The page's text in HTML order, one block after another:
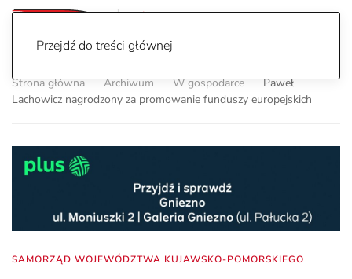
Przejdź do treści głównej
Strona główna Archiwum W gospodarce
Paweł
Lachowicz nagrodzony za promowanie funduszy europejskich
SAMORZĄD WOJEWÓDZTWA KUJAWSKO-POMORSKIEGO